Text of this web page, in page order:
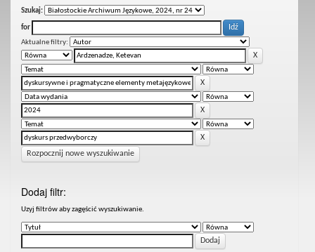
Szukaj:
for
Aktualne filtry:
Rozpocznij nowe wyszukiwanie
Dodaj filtr:
Uzyj filtrów aby zagęścić wyszukiwanie.